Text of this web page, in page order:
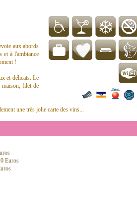
aux abords
et à l'ambiance
!
et délicats. Le
maison, filet de
une très jolie carte des vins...
Euros